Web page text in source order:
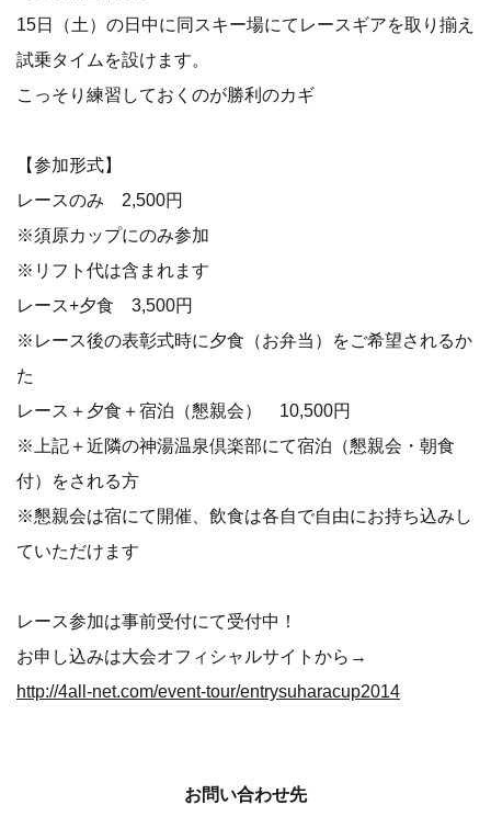
15日（土）の日中に同スキー場にてレースギアを取り揃え
試乗タイムを設けます。
こっそり練習しておくのが勝利のカギ
【参加形式】
レースのみ 2,500円
※須原カップにのみ参加
※リフト代は含まれます
レース+夕食 3,500円
※レース後の表彰式時に夕食（お弁当）をご希望されるか
た
レース＋夕食＋宿泊（懇親会） 10,500円
※上記＋近隣の神湯温泉倶楽部にて宿泊（懇親会・朝食
付）をされる方
※懇親会は宿にて開催、飲食は各自で自由にお持ち込みし
ていただけます
レース参加は事前受付にて受付中！
お申し込みは大会オフィシャルサイトから→
http://4all-net.com/event-tour/entrysuharacup2014
お問い合わせ先